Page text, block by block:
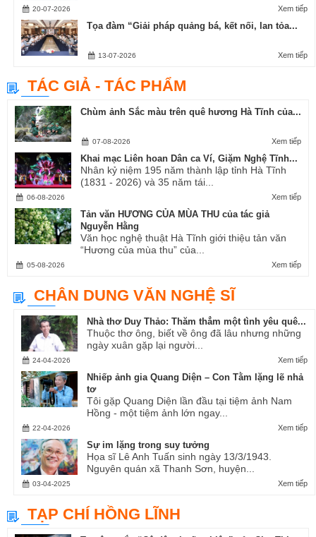
Xem tiếp
20-07-2026
Tọa đàm “Giải pháp quảng bá, kết nối, lan tỏa...
Xem tiếp
13-07-2026
TÁC GIẢ - TÁC PHẨM
Chùm ảnh Sắc màu trên quê hương Hà Tĩnh của...
Xem tiếp
07-08-2026
Khai mạc Liên hoan Dân ca Ví, Giặm Nghệ Tĩnh...
Nhân kỷ niệm 195 năm thành lập tỉnh Hà Tĩnh
(1831 - 2026) và 35 năm tái...
Xem tiếp
06-08-2026
Tản văn HƯƠNG CỦA MÙA THU của tác giả
Nguyễn Hằng
Văn học nghệ thuật Hà Tĩnh giới thiệu tản văn
“Hương của mùa thu” của...
Xem tiếp
05-08-2026
CHÂN DUNG VĂN NGHỆ SĨ
Nhà thơ Duy Thảo: Thăm thẳm một tình yêu quê...
Thuộc thơ ông, biết về ông đã lâu nhưng những
ngày xuân gặp lại người...
Xem tiếp
24-04-2026
Nhiếp ảnh gia Quang Diện – Con Tằm lặng lẽ nhả
tơ
Tôi gặp Quang Diện lần đầu tại tiệm ảnh Nam
Hồng - một tiệm ảnh lớn ngay...
Xem tiếp
22-04-2026
Sự im lặng trong suy tưởng
Họa sĩ Lê Anh Tuấn sinh ngày 13/3/1943.
Nguyên quán xã Thanh Sơn, huyện...
Xem tiếp
03-04-2025
TẠP CHÍ HỒNG LĨNH